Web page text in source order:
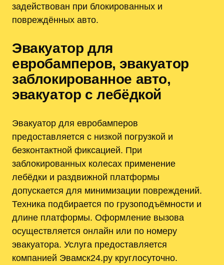
задействован при блокированных и
повреждённых авто.
Эвакуатор для
евробамперов, эвакуатор
заблокированное авто,
эвакуатор с лебёдкой
Эвакуатор для евробамперов
предоставляется с низкой погрузкой и
безконтактной фиксацией. При
заблокированных колесах применение
лебёдки и раздвижной платформы
допускается для минимизации повреждений.
Техника подбирается по грузоподъёмности и
длине платформы. Оформление вызова
осуществляется онлайн или по номеру
эвакуатора. Услуга предоставляется
компанией Эвамск24.ру круглосуточно.